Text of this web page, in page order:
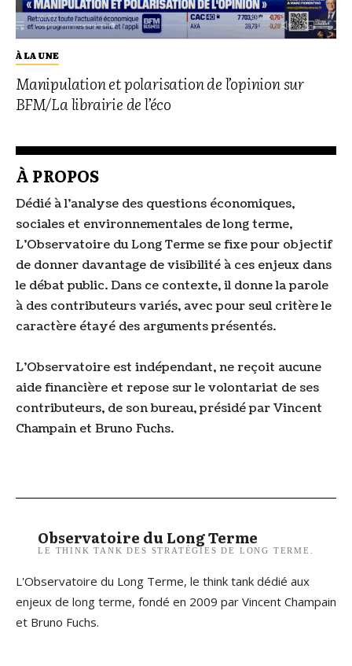
À LA UNE
Manipulation et polarisation de l’opinion sur
BFM/La librairie de l’éco
À PROPOS
Dédié à l’analyse des questions économiques,
sociales et environnementales de long terme,
L’Observatoire du Long Terme se fixe pour objectif
de donner davantage de visibilité à ces enjeux dans
le débat public. Dans ce contexte, il donne la parole
à des contributeurs variés, avec pour seul critère le
caractère étayé des arguments présentés.
L’Observatoire est indépendant, ne reçoit aucune
aide financière et repose sur le volontariat de ses
contributeurs, de son bureau, présidé par Vincent
Champain et Bruno Fuchs.
Observatoire du Long Terme
LE THINK TANK DES STRATÉGIES DE LONG TERME.
L'Observatoire du Long Terme, le think tank dédié aux
enjeux de long terme, fondé en 2009 par Vincent Champain
et Bruno Fuchs.